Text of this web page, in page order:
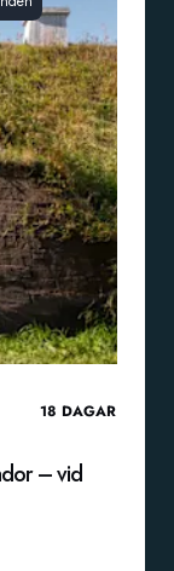
18 DAGAR
– vid